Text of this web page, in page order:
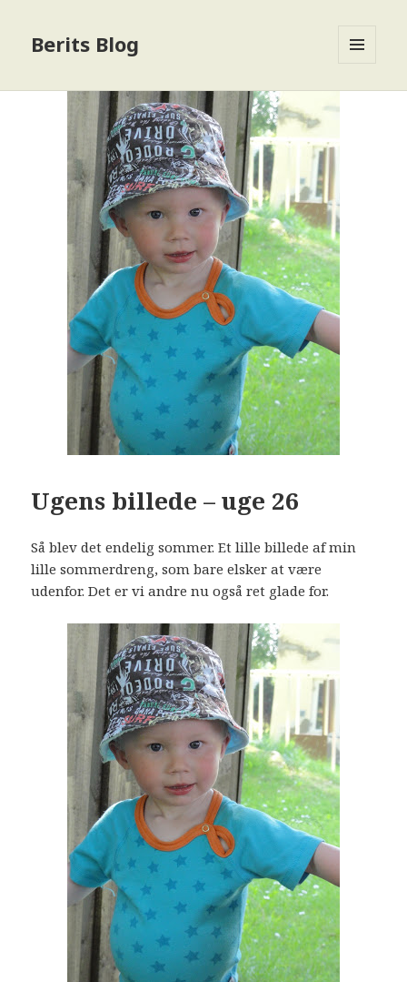
Berits Blog
Ugens billede – uge 26
Så blev det endelig sommer. Et lille billede af min
lille sommerdreng, som bare elsker at være
udenfor. Det er vi andre nu også ret glade for.